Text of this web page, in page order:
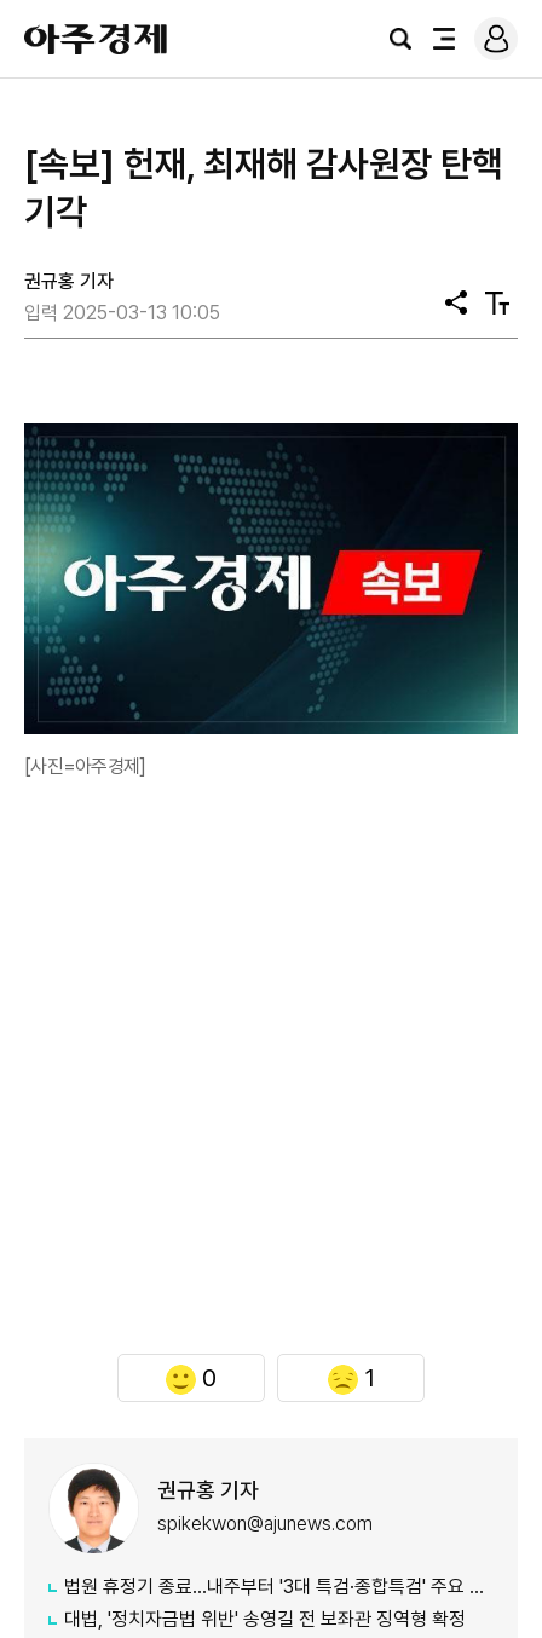
아
주
경
검
전
로
그
[속보] 헌재, 최재해 감사원장 탄핵
기각
권규홍 기자
입력 2025-03-13 10:05
공
유
텍
스
[사진=아주경제]
0 1
권규홍 기자
spikekwon@ajunews.com
법원 휴정기 종료...내주부터 '3대 특검·종합특검' 주요 재판 속도
대법, '정치자금법 위반' 송영길 전 보좌관 징역형 확정